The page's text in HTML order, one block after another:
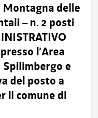
delle
– n. 2 posti
l’Area
Spilimbergo e
del posto a
il comune di